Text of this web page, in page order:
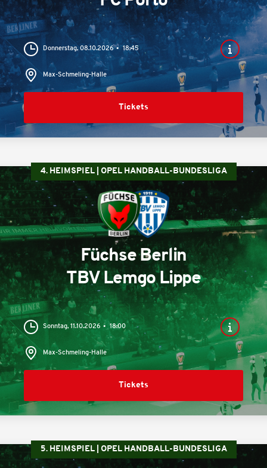
Donnerstag, 08.10.2026 18:45
Max-Schmeling-Halle
Tickets
4. HEIMSPIEL | OPEL HANDBALL-BUNDESLIGA
Füchse Berlin
TBV Lemgo Lippe
Sonntag, 11.10.2026 18:00
Max-Schmeling-Halle
Tickets
5. HEIMSPIEL | OPEL HANDBALL-BUNDESLIGA